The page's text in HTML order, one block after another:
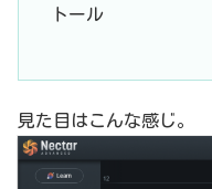
トール
見た目はこんな感じ。